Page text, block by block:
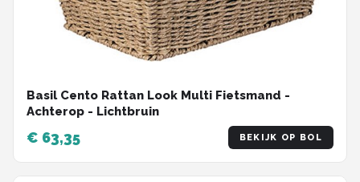
Basil Cento Rattan Look Multi Fietsmand -
Achterop - Lichtbruin
€ 63,35 BEKIJK OP BOL